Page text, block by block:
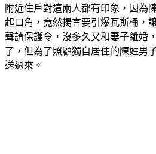
附近住戶對這兩人都有印象，因為
起口角，竟然揚言要引爆瓦斯桶，
聲請保護令，沒多久又和妻子離婚
了，但為了照顧獨自居住的陳姓男